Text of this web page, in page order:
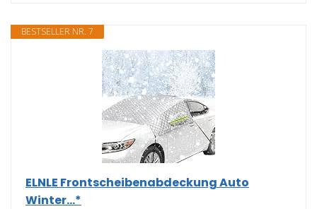
BESTSELLER NR. 7
ELNLE Frontscheibenabdeckung Auto
Winter...*